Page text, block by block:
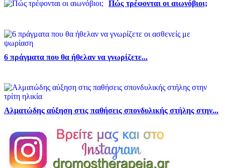
Πώς τρέφονται οι αιωνόβιοι;
6 πράγματα που θα ήθελαν να γνωρίζετε...
Αλματώδης αύξηση στις παθήσεις σπονδυλικής στήλης στην...